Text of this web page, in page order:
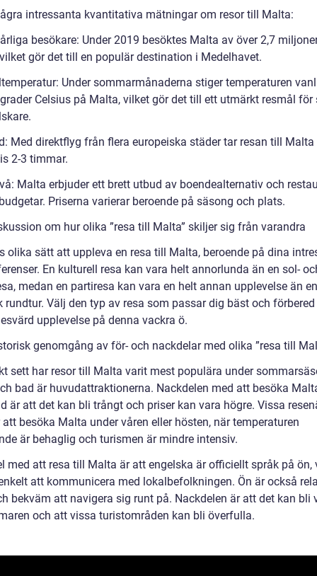
intressanta kvantitativa mätningar om resor till Malta:
besökare: Under 2019 besöktes Malta av över 2,7
gör det till en populär destination i Medelhavet.
Under sommarmånaderna stiger temperaturen
Celsius på Malta, vilket gör det till ett utmärkt resmål för
Med direktflyg från flera europeiska städer tar resan till Malta
2-3 timmar.
Malta erbjuder ett brett utbud av boendealternativ och
Priserna varierar beroende på säsong och plats.
om hur olika ”resa till Malta” skiljer sig från varandra
olika sätt att uppleva en resa till Malta, beroende på dina
En kulturell resa kan vara helt annorlunda än en sol-
medan en partiresa kan vara en helt annan upplevelse än en
rundtur. Välj den typ av resa som passar dig bäst och
upplevelse på denna vackra ö.
genomgång av för- och nackdelar med olika ”resa till
sett har resor till Malta varit mest populära under
bad är huvudattraktionerna. Nackdelen med att besöka
är att det kan bli trångt och priser kan vara högre. Vissa
besöka Malta under våren eller hösten, när temperaturen
är behaglig och turismen är mindre intensiv.
med att resa till Malta är att engelska är officiellt språk på ön,
att kommunicera med lokalbefolkningen. Ön är också
bekväm att navigera sig runt på. Nackdelen är att det kan bli
och att vissa turistområden kan bli överfulla.